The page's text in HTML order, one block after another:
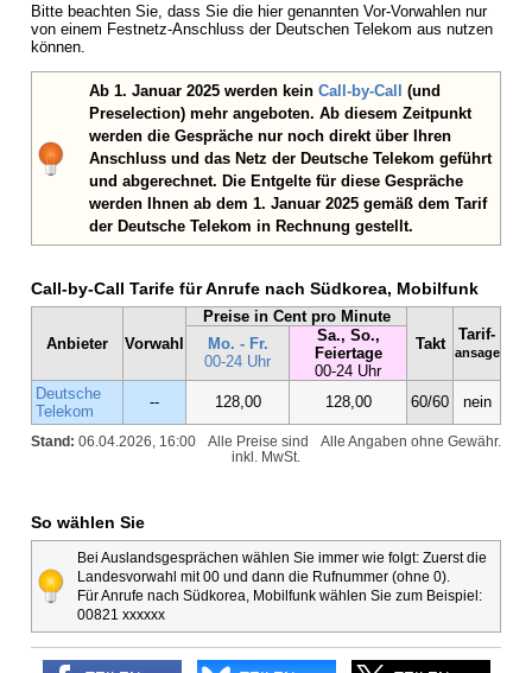
Bitte beachten Sie, dass Sie die hier genannten Vor-Vorwahlen nur
von einem Festnetz-Anschluss der Deutschen Telekom aus nutzen
können.
Ab 1. Januar 2025 werden kein Call-by-Call (und
Preselection) mehr angeboten. Ab diesem Zeitpunkt
werden die Gespräche nur noch direkt über Ihren
Anschluss und das Netz der Deutsche Telekom geführt
und abgerechnet. Die Entgelte für diese Gespräche
werden Ihnen ab dem 1. Januar 2025 gemäß dem Tarif
der Deutsche Telekom in Rechnung gestellt.
Call-by-Call Tarife für Anrufe nach Südkorea, Mobilfunk
Anbieter Vorwahl
Preise in Cent pro Minute
Takt
Tarif-
ansage
Mo. - Fr.
00-24 Uhr
Sa., So.,
Feiertage
00-24 Uhr
Deutsche
Telekom
-- 128,00 128,00 60/60 nein
Stand: 06.04.2026, 16:00 Alle Angaben ohne Gewähr.
Alle Preise sind
inkl. MwSt.
So wählen Sie
Bei Auslandsgesprächen wählen Sie immer wie folgt: Zuerst die
Landesvorwahl mit 00 und dann die Rufnummer (ohne 0).
Für Anrufe nach Südkorea, Mobilfunk wählen Sie zum Beispiel:
00821 xxxxxx